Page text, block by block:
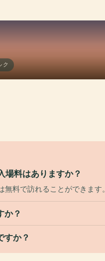
場料はありますか？
料で訪れることができます。
か？
すか？